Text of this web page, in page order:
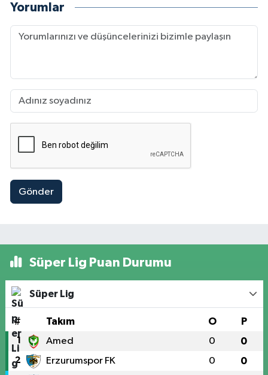
Yorumlar
Gönder
Süper Lig Puan Durumu
Süper Lig
# Takım O P
1 Amed 0 0
2 Erzurumspor FK 0 0